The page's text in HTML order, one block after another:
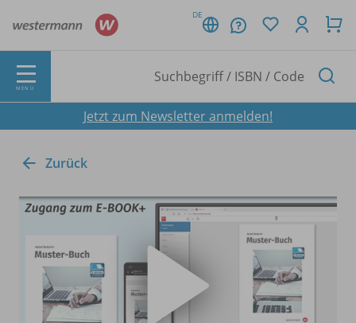
DE
MENÜ
Jetzt zum Newsletter anmelden!
Zurück